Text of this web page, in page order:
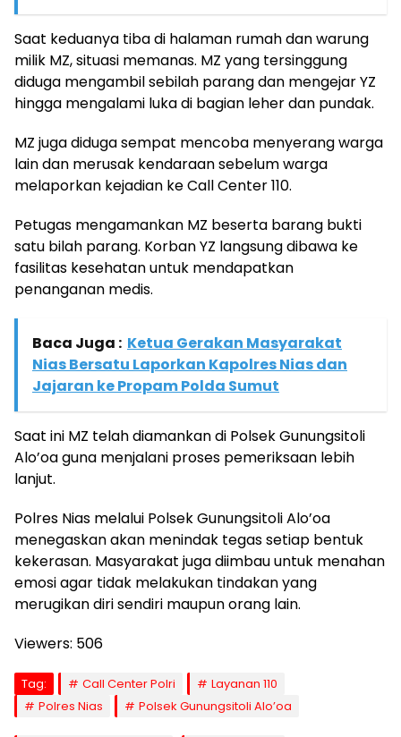
Saat keduanya tiba di halaman rumah dan warung
milik MZ, situasi memanas. MZ yang tersinggung
diduga mengambil sebilah parang dan mengejar YZ
hingga mengalami luka di bagian leher dan pundak.
MZ juga diduga sempat mencoba menyerang warga
lain dan merusak kendaraan sebelum warga
melaporkan kejadian ke Call Center 110.
Petugas mengamankan MZ beserta barang bukti
satu bilah parang. Korban YZ langsung dibawa ke
fasilitas kesehatan untuk mendapatkan
penanganan medis.
Baca Juga : Ketua Gerakan Masyarakat
Nias Bersatu Laporkan Kapolres Nias dan
Jajaran ke Propam Polda Sumut
Saat ini MZ telah diamankan di Polsek Gunungsitoli
Alo’oa guna menjalani proses pemeriksaan lebih
lanjut.
Polres Nias melalui Polsek Gunungsitoli Alo’oa
menegaskan akan menindak tegas setiap bentuk
kekerasan. Masyarakat juga diimbau untuk menahan
emosi agar tidak melakukan tindakan yang
merugikan diri sendiri maupun orang lain.
Viewers: 506
Tag: Call Center Polri
Layanan 110
Polres Nias
Polsek Gunungsitoli Alo’oa